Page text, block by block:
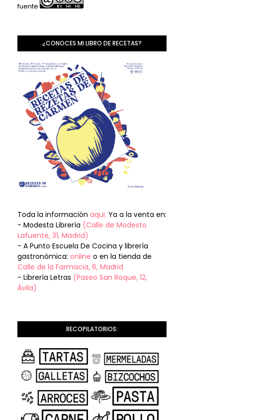
fuente
¿CONOCES MI LIBRO DE RECETAS?
Toda la información aqui. Ya a la venta en:
- Modesta Librería (Calle de Modesto
Lafuente, 31, Madrid)
- A Punto Escuela De Cocina y librería
gastronómica: online o en la tienda de
Calle de la Farmacia, 6, Madrid
- Librería Letras (Paseo San Roque, 12,
Ávila)
RECOPILATORIOS: